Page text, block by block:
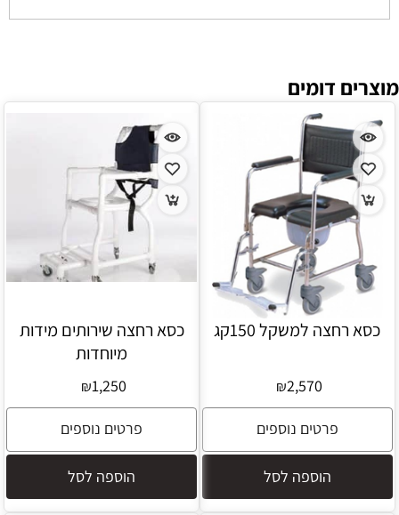
מוצרים דומים
כסא רחצה למשקל 150קג
₪2,570
פרטים נוספים
הוספה לסל
כסא רחצה שירותים מידות
מיוחדות
₪1,250
פרטים נוספים
הוספה לסל